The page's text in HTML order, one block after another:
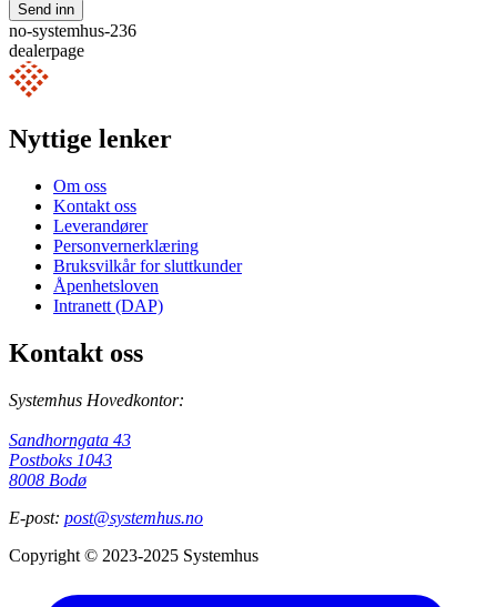
Send inn
no-systemhus-236
dealerpage
Nyttige lenker
Om oss
Kontakt oss
Leverandører
Personvernerklæring
Bruksvilkår for sluttkunder
Åpenhetsloven
Intranett (DAP)
Kontakt oss
Systemhus Hovedkontor:
Sandhorngata 43
Postboks 1043
8008 Bodø
E-post: post@systemhus.no
Copyright © 2023-2025 Systemhus